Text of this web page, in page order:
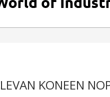
KONEEN